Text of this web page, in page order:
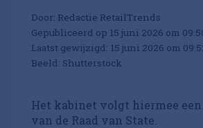
Door: Redactie RetailTrends
Gepubliceerd op 15 juni 2026 om
Laatst gewijzigd: 15 juni 2026 om
Beeld: Shutterstock
Het kabinet volgt hiermee een
van de Raad van State.